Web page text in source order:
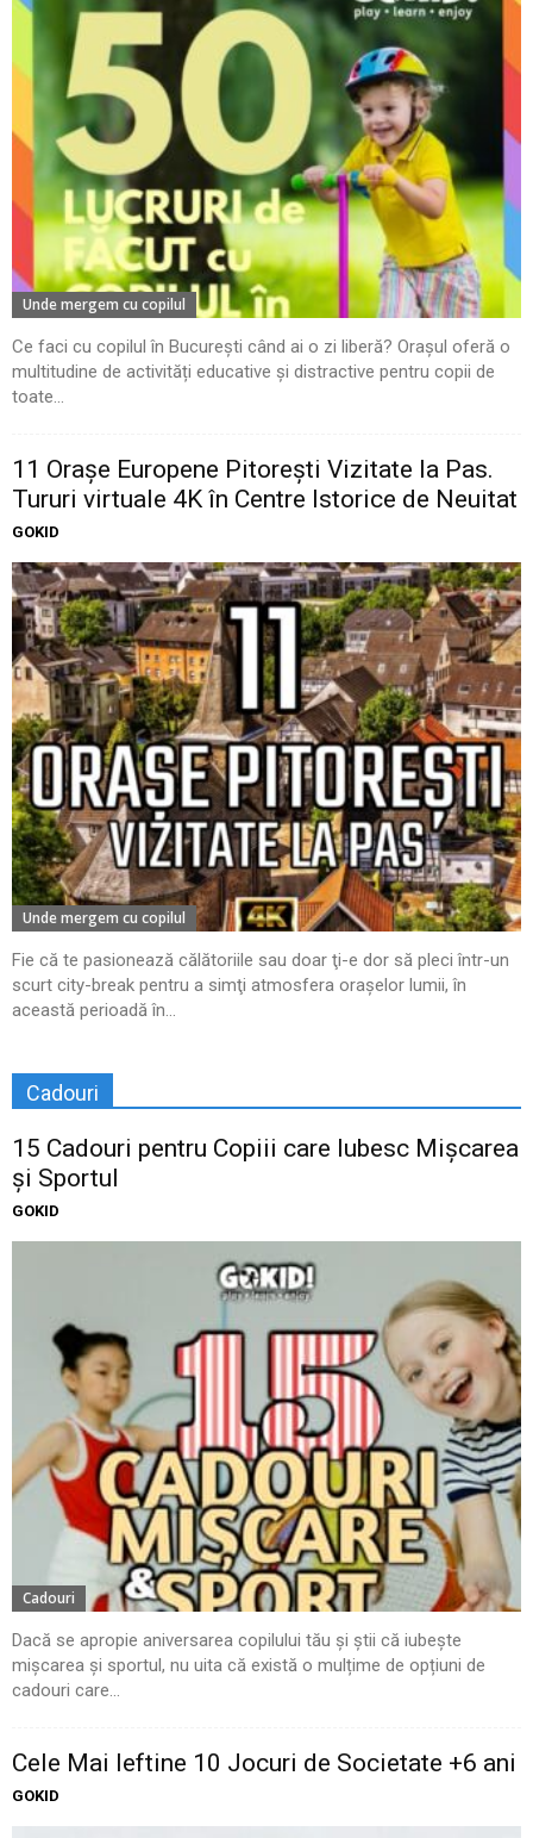
Unde mergem cu copilul
Ce faci cu copilul în București când ai o zi liberă? Orașul oferă o
multitudine de activități educative și distractive pentru copii de
toate...
11 Oraşe Europene Pitoreşti Vizitate la Pas.
Tururi virtuale 4K în Centre Istorice de Neuitat
GOKID
Unde mergem cu copilul
Fie că te pasionează călătoriile sau doar ţi-e dor să pleci într-un
scurt city-break pentru a simţi atmosfera oraşelor lumii, în
această perioadă în...
Cadouri
15 Cadouri pentru Copiii care Iubesc Mișcarea
și Sportul
GOKID
Cadouri
Dacă se apropie aniversarea copilului tău și știi că iubește
mișcarea și sportul, nu uita că există o mulțime de opțiuni de
cadouri care...
Cele Mai Ieftine 10 Jocuri de Societate +6 ani
GOKID